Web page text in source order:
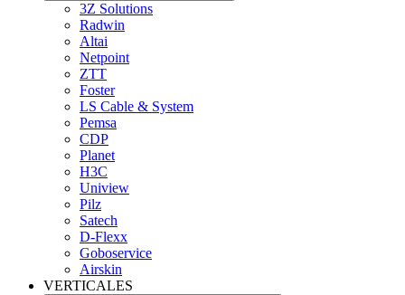
3Z Solutions
Radwin
Altai
Netpoint
ZTT
Foster
LS Cable & System
Pemsa
CDP
Planet
H3C
Uniview
Pilz
Satech
D-Flexx
Goboservice
Airskin
VERTICALES